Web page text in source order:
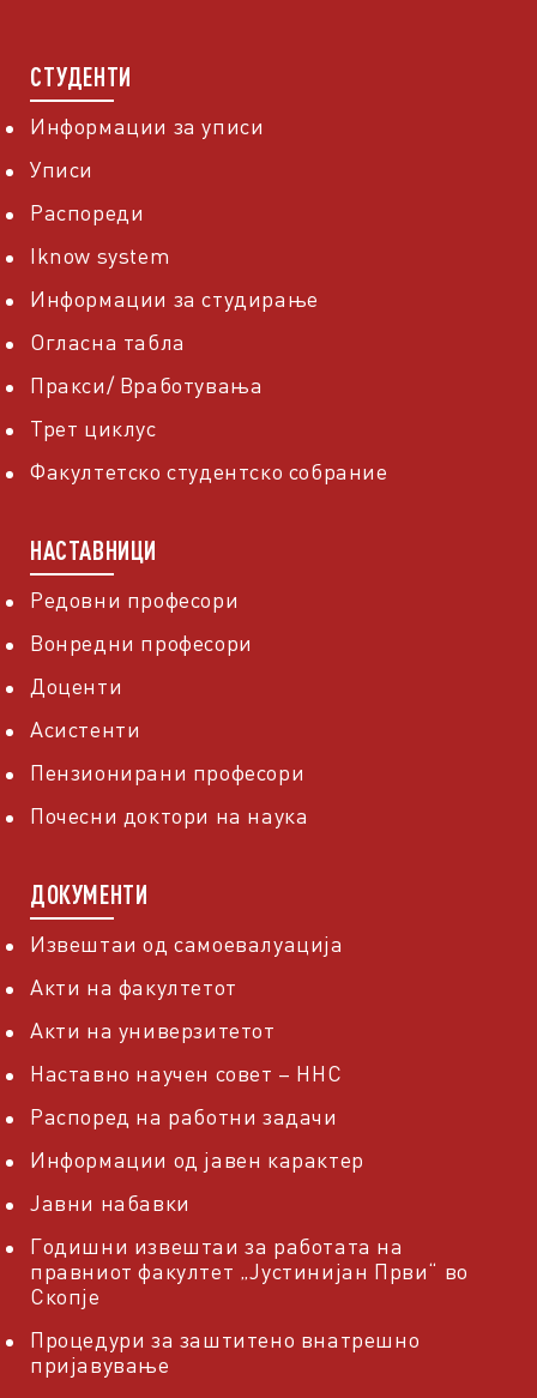
СТУДЕНТИ
Информации за уписи
Уписи
Распореди
Iknow system
Информации за студирање
Огласна табла
Пракси/ Вработувања
Трет циклус
Факултетско студентско собрание
НАСТАВНИЦИ
Редовни професори
Вонредни професори
Доценти
Асистенти
Пензионирани професори
Почесни доктори на наука
ДОКУМЕНТИ
Извештаи од самоевалуација
Акти на факултетот
Акти на универзитетот
Наставно научен совет – ННС
Распоред на работни задачи
Информации од јавен карактер
Јавни набавки
Годишни извештаи за работата на
правниот факултет „Јустинијан Први“ во
Скопје
Процедури за заштитено внатрешно
пријавување